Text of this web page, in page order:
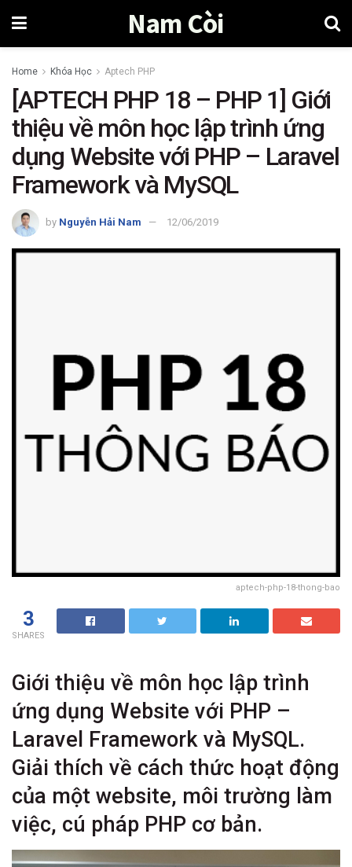
Nam Còi
Home Khóa Học Aptech PHP
[APTECH PHP 18 – PHP 1] Giới
thiệu về môn học lập trình ứng
dụng Website với PHP – Laravel
Framework và MySQL
by Nguyễn Hải Nam 12/06/2019
aptech-php-18-thong-bao
3
SHARES
Giới thiệu về môn học lập trình
ứng dụng Website với PHP –
Laravel Framework và MySQL.
Giải thích về cách thức hoạt động
của một website, môi trường làm
việc, cú pháp PHP cơ bản.